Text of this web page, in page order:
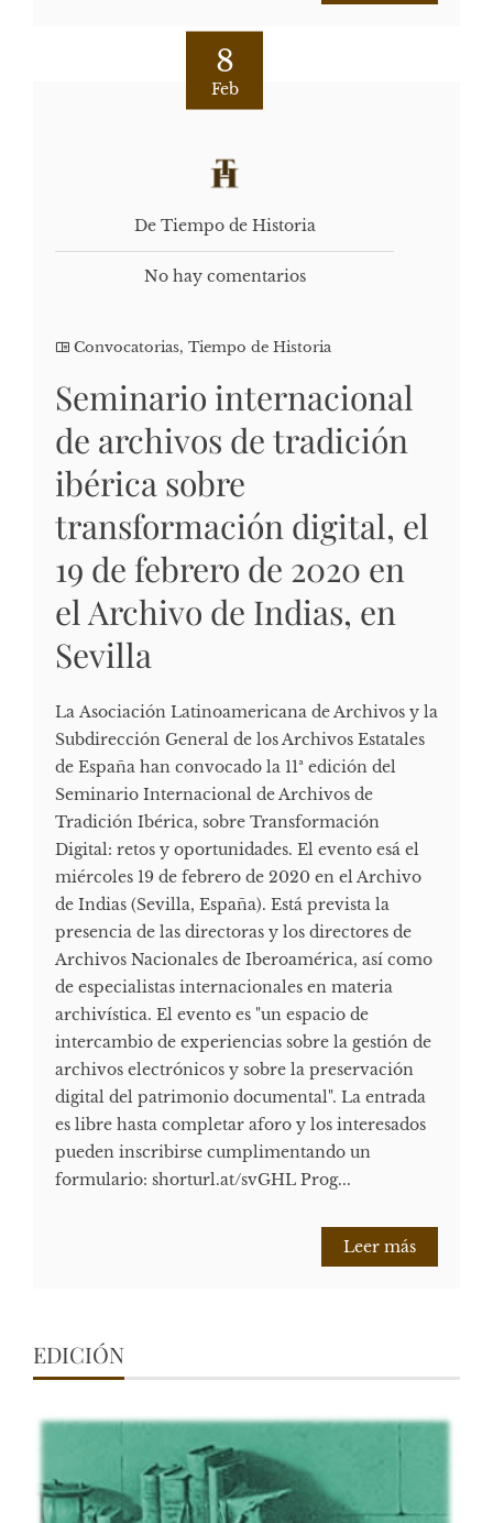
8
Feb
De Tiempo de Historia
No hay comentarios
Convocatorias, Tiempo de Historia
Seminario internacional
de archivos de tradición
ibérica sobre
transformación digital, el
19 de febrero de 2020 en
el Archivo de Indias, en
Sevilla
La Asociación Latinoamericana de Archivos y la
Subdirección General de los Archivos Estatales
de España han convocado la 11ª edición del
Seminario Internacional de Archivos de
Tradición Ibérica, sobre Transformación
Digital: retos y oportunidades. El evento esá el
miércoles 19 de febrero de 2020 en el Archivo
de Indias (Sevilla, España). Está prevista la
presencia de las directoras y los directores de
Archivos Nacionales de Iberoamérica, así como
de especialistas internacionales en materia
archivística. El evento es "un espacio de
intercambio de experiencias sobre la gestión de
archivos electrónicos y sobre la preservación
digital del patrimonio documental". La entrada
es libre hasta completar aforo y los interesados
pueden inscribirse cumplimentando un
formulario: shorturl.at/svGHL Prog...
Leer más
EDICIÓN